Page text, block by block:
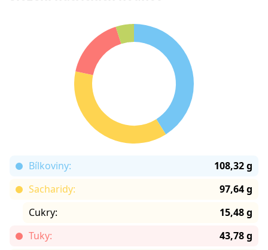
Bílkoviny:
108,32 g
Sacharidy:
97,64 g
Cukry:
15,48 g
Tuky:
43,78 g